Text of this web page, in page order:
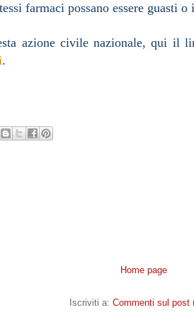
farmaci possano essere guasti o
azione civile nazionale, qui il
.
Home page
Iscriviti a: Commenti sul post